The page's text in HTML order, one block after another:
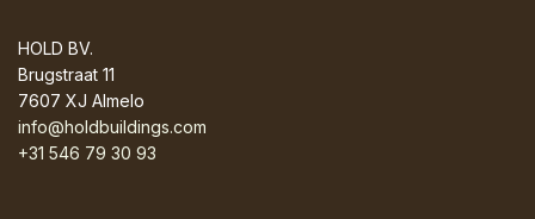
HOLD BV.
Brugstraat 11
7607 XJ Almelo
info@holdbuildings.com